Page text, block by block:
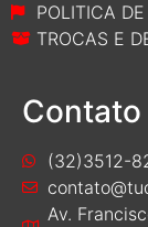
POLITICA
TROCAS E
Contato
(32)3512-
Av.